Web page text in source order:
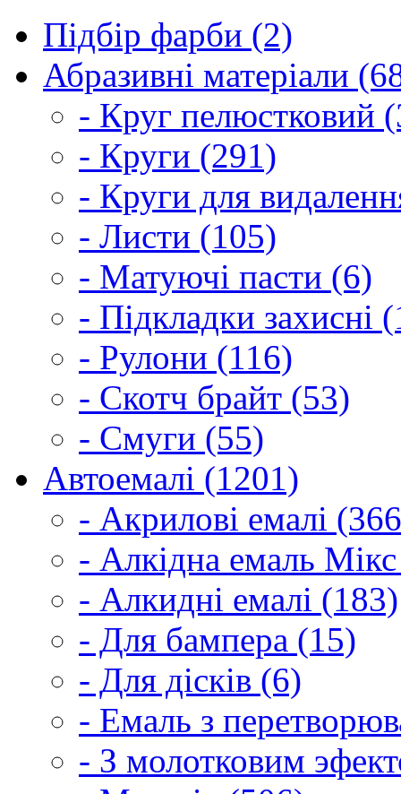
Підбір фарби (2)
Абразивні матеріали
- Круг пелюстковий
- Круги (291)
- Круги для
- Листи (105)
- Матуючі пасти (6)
- Підкладки захисні
- Рулони (116)
- Скотч брайт (53)
- Смуги (55)
Автоемалі (1201)
- Акрилові емалі
- Алкідна емаль
- Алкидні емалі (183)
- Для бампера (15)
- Для дісків (6)
- Емаль з
- З молотковим